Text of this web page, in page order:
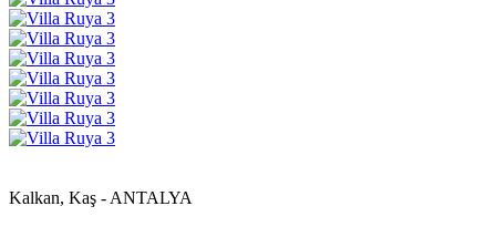
Kalkan, Kaş - ANTALYA